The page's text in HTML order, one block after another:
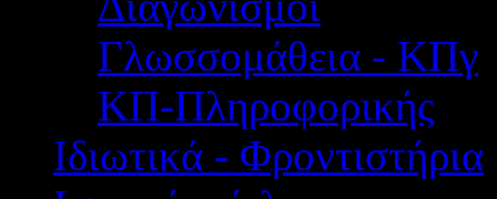
Γλωσσομάθεια - ΚΠγ
ΚΠ-Πληροφορικής
Ιδιωτικά - Φροντιστήρια